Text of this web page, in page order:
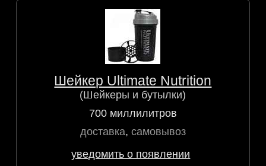
Шейкер Ultimate Nutrition
(Шейкеры и бутылки)
700 миллилитров
доставка, самовывоз
уведомить о появлении